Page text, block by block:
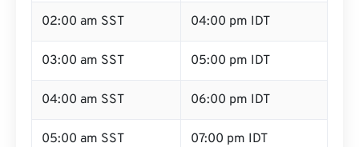
02:00 am SST 04:00 pm IDT
03:00 am SST 05:00 pm IDT
04:00 am SST 06:00 pm IDT
05:00 am SST 07:00 pm IDT